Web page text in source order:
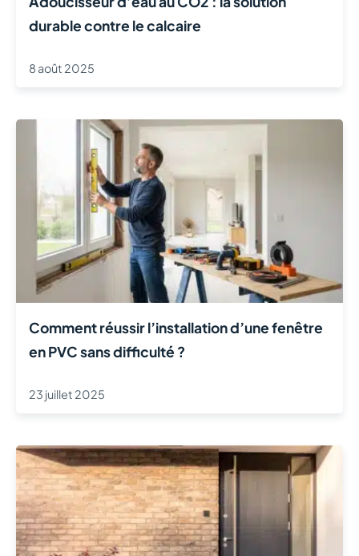
durable contre le calcaire
8 août 2025
Comment réussir l’installation d’une fenêtre
en PVC sans difficulté ?
23 juillet 2025